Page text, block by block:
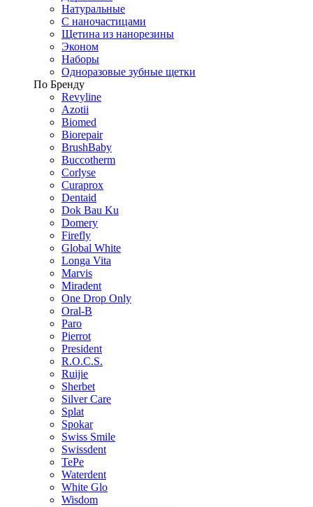
Натуральные
С наночастицами
Щетина из нанорезины
Эконом
Наборы
Одноразовые зубные щетки
По Бренду
Revyline
Azotii
Biomed
Biorepair
BrushBaby
Buccotherm
Corlyse
Curaprox
Dentaid
Dok Bau Ku
Domery
Firefly
Global White
Longa Vita
Marvis
Miradent
One Drop Only
Oral-B
Paro
Pierrot
President
R.O.C.S.
Ruijie
Sherbet
Silver Care
Splat
Spokar
Swiss Smile
Swissdent
TePe
Waterdent
White Glo
Wisdom